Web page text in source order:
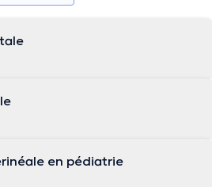
en pédiatrie